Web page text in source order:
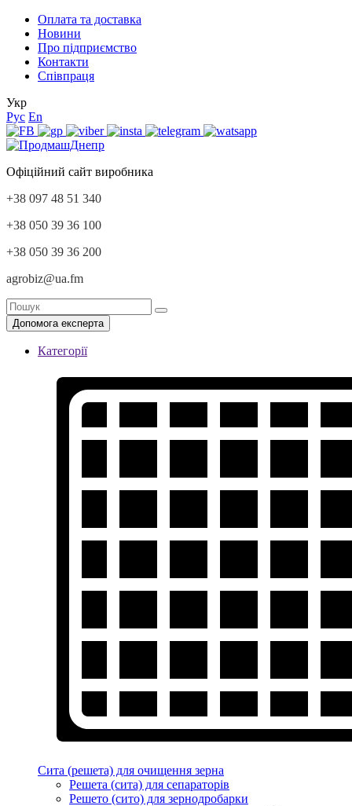
Оплата та доставка
Новини
Про підприємство
Контакти
Співпраця
Укр
Рус En
Офіційний сайт виробника
+38 097 48 51 340
+38 050 39 36 100
+38 050 39 36 200
agrobiz@ua.fm
Допомога експерта
Категорії
Сита (решета) для очищення зерна
Решета (сита) для сепараторів
Решето (сито) для зернодробарки